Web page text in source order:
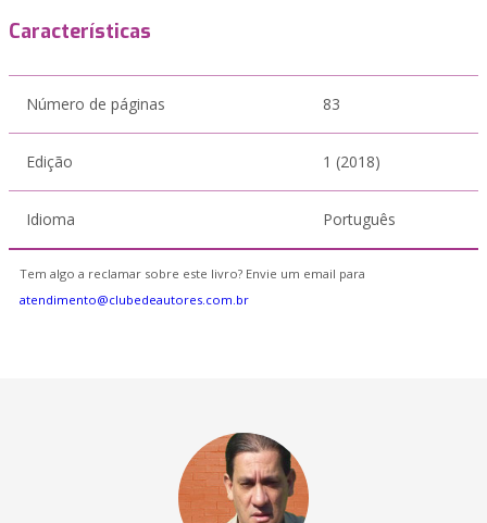
Características
Número de páginas 83
Edição 1 (2018)
Idioma Português
Tem algo a reclamar sobre este livro? Envie um email para
atendimento@clubedeautores.com.br